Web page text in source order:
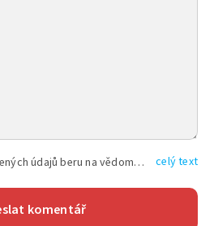
Vyplněním shora uvedených údajů beru na vědomí, že společnost TEXT FACTORY s.r.o., sídlem Brno, Durďákova 336/29, Černá Pole, PSČ: 613 00, IČ: 06157831, zapsané u Krajského soudu v Brně, oddíl C, vložka 100399, bude zpracovávat mé osobní údaje uvedené v rámci mnou vyplněného registračního formuláře na základě oprávněných zájmů TEXT FACTORY s.r.o. dle čl. 6 odst. 1 písm. f) GDPR a pro splnění právních povinností (čl. 6 odst. 1 písm. c) GDPR), a to pro tyto účely: nezbytnost zajistit oprávnění návštěvníka webových stránek provozovaných společností TEXT FACTORY s.r.o. přispívat aktivně ke zveřejněným článkům nebo v rámci diskusních fór a výkon práv TEXT FACTORY s.r.o. jako administrátora těchto diskusních fór. Více informací o zpracování osobních údajů a právech lze nalézt v celý text